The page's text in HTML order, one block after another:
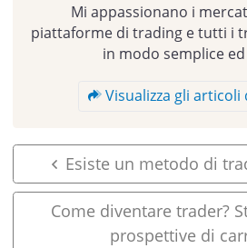
Mi appassionano i
piattaforme di trading e tutti i
in modo semplice
Visualizza gli
Esiste un metodo di
Come diventare trader?
prospettive di